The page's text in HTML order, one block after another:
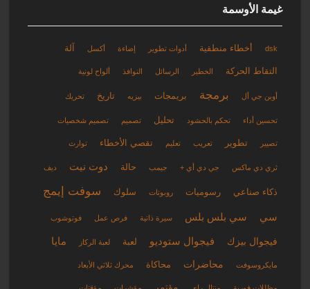
غيمة الأوسمة
dsk أخطاء منطقية أدوات تطوير إضاءة أكسل آلة
التقاط الحركة الخطير الرسائل النوافذ ألواح لونية
أوبن جي أل برمجة بريمجات بيزيه تاريخ تحريك
تحسين أداء تحكم بالحشود تحليل تصميم تصميم شخصيات
تصيير تطوير تعريب تعليم تقصي الأخطاء توارث
ثري دي ماكس جي دي أي + جيمب حالة دوت نيت ديف
ذكاء صناعي رسوميات روبوتات سلوك سوفت إيمج
سي سي بلس بلس سيرة ذاتية فرص عمل فوتوشوب
فيجوال بيزك فيجوال ستوديو لعبة لعبة الركاز مايا
مايكروسوفت محاضرات محاكاة محرك ثلاثي الأبعاد
مظللات فورية منتال راي مؤتمر مؤشرات مؤقتات